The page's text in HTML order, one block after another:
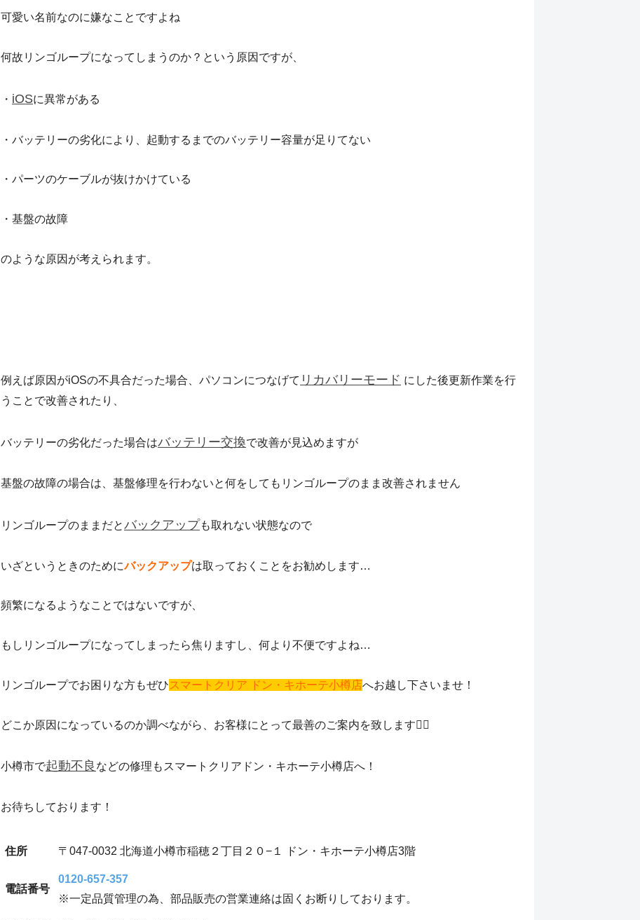
可愛い名前なのに嫌なことですよね
何故リンゴループになってしまうのか？という原因ですが、
・ iOSに異常がある
・バッテリーの劣化により、起動するまでのバッテリー容量が足りてない
・パーツのケーブルが抜けかけている
・基盤の故障
のような原因が考えられます。
例えば原因がiOSの不具合だった場合、パソコンにつなげて リカバリーモード にした後更新作業を行
うことで改善されたり、
バッテリーの劣化だった場合はバッテリー交換で改善が見込めますが
基盤の故障の場合は、基盤修理を行わないと何をしてもリンゴループのまま改善されません
リンゴループのままだとバックアップも取れない状態なので
いざというときのためにバックアップは取っておくことをお勧めします…
頻繁になるようなことではないですが、
もしリンゴループになってしまったら焦りますし、何より不便ですよね…
リンゴループでお困りな方もぜひスマートクリア ドン・キホーテ小樽店へお越し下さいませ！
どこか原因になっているのか調べながら、お客様にとって最善のご案内を致します🙇‍♂️
小樽市で起動不良 などの修理もスマートクリアドン・キホーテ小樽店へ！
お待ちしております！
住所 〒047-0032 北海道小樽市稲穂２丁目２０−１ ドン・キホーテ小樽店3階
電話番号
0120-657-357
※一定品質管理の為、部品販売の営業連絡は固くお断りしております。